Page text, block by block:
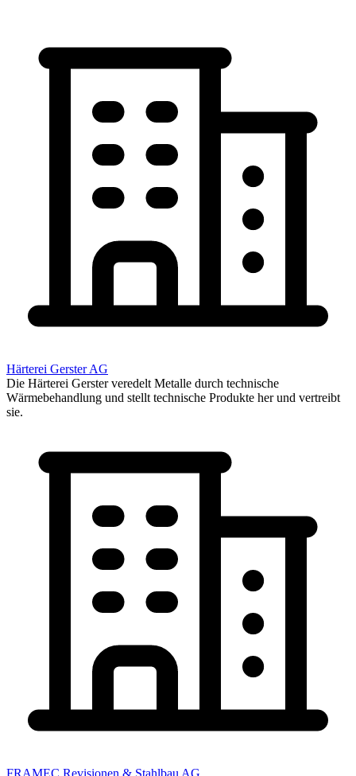
Härterei Gerster AG
Die Härterei Gerster veredelt Metalle durch technische
Wärmebehandlung und stellt technische Produkte her und vertreibt
sie.
FRAMEC Revisionen & Stahlbau AG